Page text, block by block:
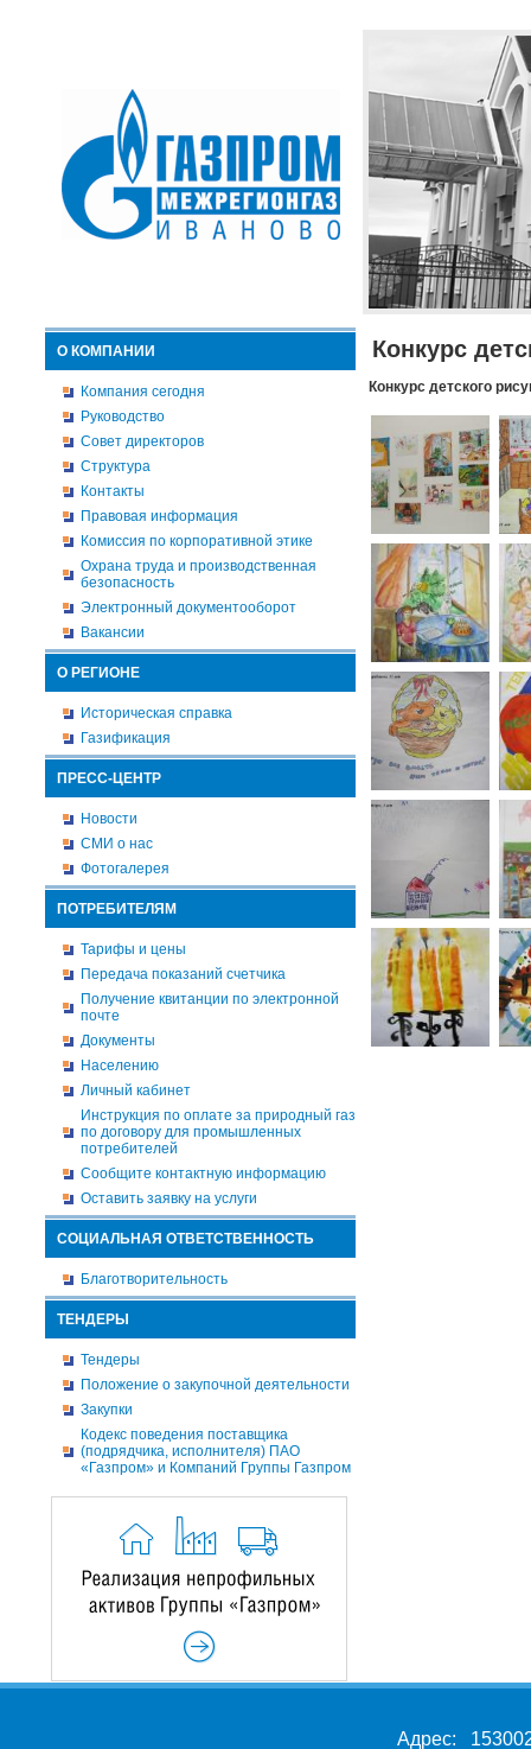
О КОМПАНИИ
Компания сегодня
Руководство
Совет директоров
Структура
Контакты
Правовая информация
Комиссия по корпоративной этике
Охрана труда и производственная
безопасность
Электронный документооборот
Вакансии
О РЕГИОНЕ
Историческая справка
Газификация
ПРЕСС-ЦЕНТР
Новости
СМИ о нас
Фотогалерея
ПОТРЕБИТЕЛЯМ
Тарифы и цены
Передача показаний счетчика
Получение квитанции по электронной
почте
Документы
Населению
Личный кабинет
Инструкция по оплате за природный газ
по договору для промышленных
потребителей
Сообщите контактную информацию
Оставить заявку на услуги
СОЦИАЛЬНАЯ ОТВЕТСТВЕННОСТЬ
Благотворительность
ТЕНДЕРЫ
Тендеры
Положение о закупочной деятельности
Закупки
Кодекс поведения поставщика
(подрядчика, исполнителя) ПАО
«Газпром» и Компаний Группы Газпром
Конкурс
Конкурс детского
Адрес: